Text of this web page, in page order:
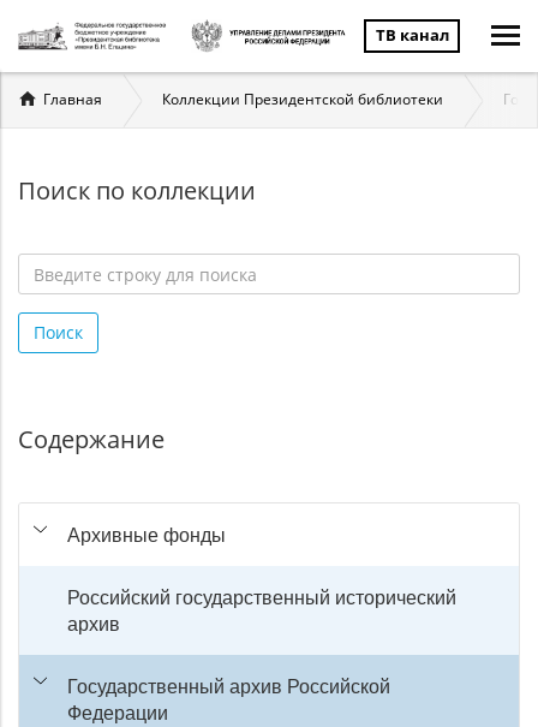
ТВ канал
Вы
здесь
Главная Коллекции Президентской библиотеки
Поиск по коллекции
строку
для
Поиск
Содержание
Архивные фонды
Российский государственный исторический
архив
Государственный архив Российской
Федерации